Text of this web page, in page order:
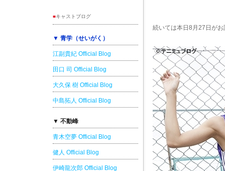
■キャストブログ
▼ 青学（せいがく）
江副貴紀 Official Blog
田口 司 Official Blog
大久保 樹 Official Blog
中島拓人 Official Blog
▼ 不動峰
青木空夢 Official Blog
健人 Official Blog
伊崎龍次郎 Official Blog
続いては本日8月27日がお